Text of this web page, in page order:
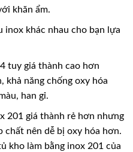
khăn ẩm.
inox khác nhau cho bạn lựa
tuy giá thành cao hơn
khả năng chống oxy hóa
han gỉ.
201 giá thành rẻ hơn nhưng
chất nên dễ bị oxy hóa hơn.
kho làm bằng inox 201 của